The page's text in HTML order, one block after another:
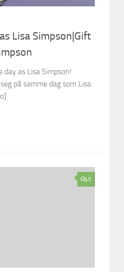
Lisa Simpson|Gift
as Lisa Simpson!
på samme dag som Lisa
5